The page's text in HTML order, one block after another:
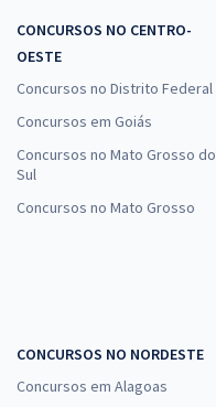
CONCURSOS NO CENTRO-
OESTE
Concursos no Distrito Federal
Concursos em Goiás
Concursos no Mato Grosso do
Sul
Concursos no Mato Grosso
CONCURSOS NO NORDESTE
Concursos em Alagoas